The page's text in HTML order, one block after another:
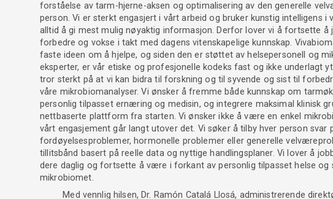
forståelse av tarm-hjerne-aksen og optimalisering av den generelle
person. Vi er sterkt engasjert i vårt arbeid og bruker kunstig intelligens i
alltid å gi mest mulig nøyaktig informasjon. Derfor lover vi å fortsette å
forbedre og vokse i takt med dagens vitenskapelige kunnskap.
faste ideen om å hjelpe, og siden den er støttet av helsepersonell og
eksperter, er vår etiske og profesjonelle kodeks fast og ikke underlagt
tror sterkt på at vi kan bidra til forskning og til syvende og sist til
våre mikrobiomanalyser. Vi ønsker å fremme både kunnskap om
personlig tilpasset ernæring og medisin, og integrere maksimal klinisk
nettbaserte plattform fra starten. Vi ønsker ikke å være en enkel
vårt engasjement går langt utover det. Vi søker å tilby hver person svar
fordøyelsesproblemer, hormonelle problemer eller generelle
tillitsbånd basert på reelle data og nyttige handlingsplaner. Vi lover å
dere daglig og fortsette å være i forkant av personlig tilpasset helse og
mikrobiomet.
Med vennlig hilsen, Dr. Ramón Catalá Llosá, administrerende